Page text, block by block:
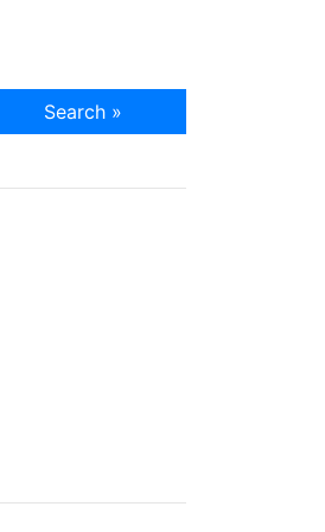
Search »